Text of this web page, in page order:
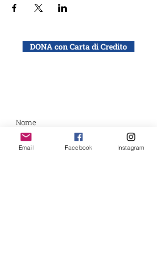
DONA con Carta di Credito
Email Facebook Instagram